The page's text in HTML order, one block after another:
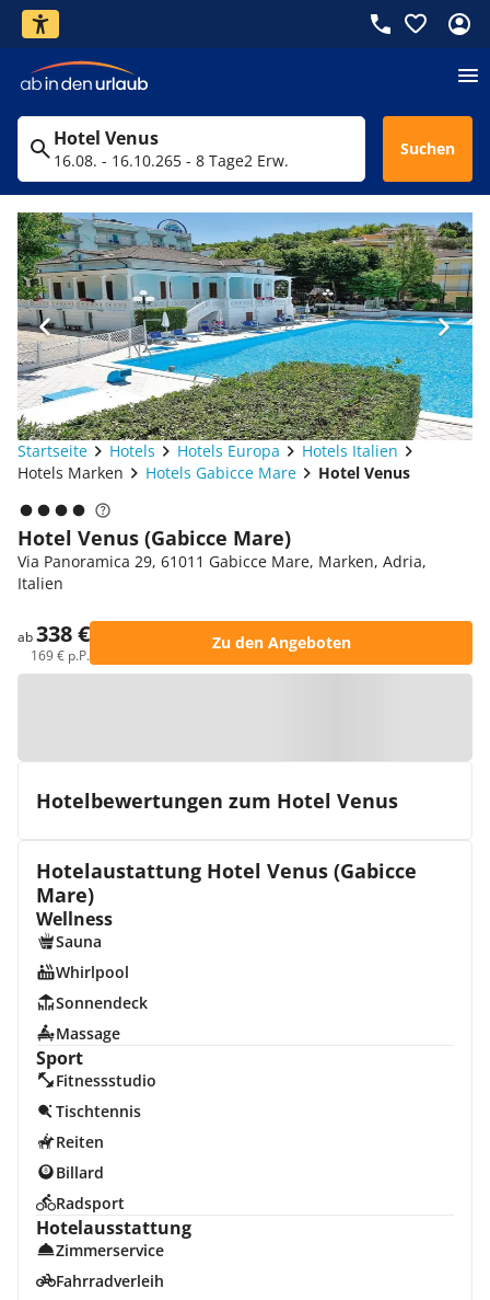
Hotel Venus
16.08. - 16.10.265 - 8 Tage2 Erw.
Suchen
Startseite Hotels Hotels Europa
Hotels Italien
Hotels Marken
Hotels Gabicce Mare Hotel Venus
Hotel Venus (Gabicce Mare)
Via Panoramica 29, 61011 Gabicce Mare, Marken, Adria,
Italien
ab338 €
169 € p.P.
Zu den Angeboten
Hotelbewertungen zum Hotel Venus
Hotelaustattung Hotel Venus (Gabicce
Mare)
Wellness
Sauna
Whirlpool
Sonnendeck
Massage
Sport
Fitnessstudio
Tischtennis
Reiten
Billard
Radsport
Hotelausstattung
Zimmerservice
Fahrradverleih